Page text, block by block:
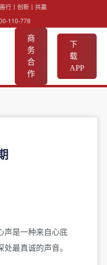
行丨创新丨共赢
110-778
商
务
合
作
下
载
APP
声是一种来自心底
最真诚的声音。